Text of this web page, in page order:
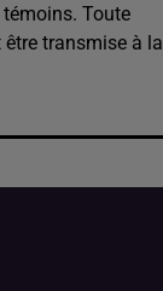
Toute
transmise à la